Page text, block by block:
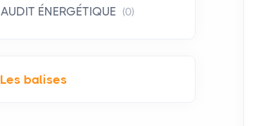
AUDIT ÉNERGÉTIQUE (0)
Les balises